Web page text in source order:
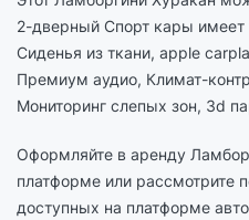
2-дверный Спорт кары имеет
Сиденья из ткани, apple
Премиум аудио, Климат-
Мониторинг слепых зон, 3d
Оформляйте в аренду
платформе или рассмотрите
доступных на платформе